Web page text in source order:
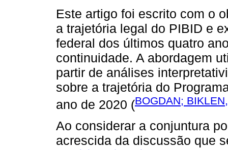
Este artigo foi escrito com o
a trajetória legal do PIBID e
federal dos últimos quatro
continuidade. A abordagem
partir de análises
sobre a trajetória do
ano de 2020 (BOGDAN;
Ao considerar a conjuntura
acrescida da discussão que